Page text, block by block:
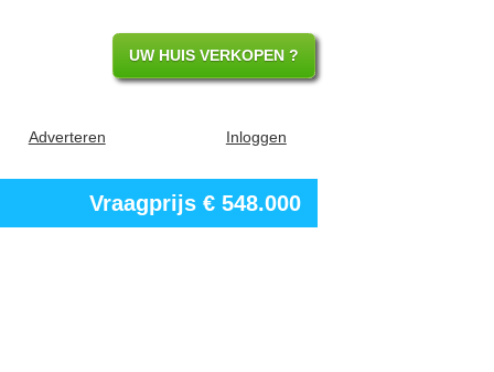
UW HUIS VERKOPEN ?
Adverteren Inloggen
Vraagprijs € 548.000